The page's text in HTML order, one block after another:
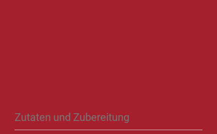
Zutaten und Zubereitung